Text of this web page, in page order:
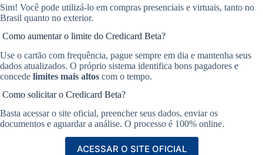
Sim! Você pode utilizá-lo em compras presenciais e virtuais, tanto no
Brasil quanto no exterior.
Como aumentar o limite do Credicard Beta?
Use o cartão com frequência, pague sempre em dia e mantenha seus
dados atualizados. O próprio sistema identifica bons pagadores e
concede limites mais altos com o tempo.
Como solicitar o Credicard Beta?
Basta acessar o site oficial, preencher seus dados, enviar os
documentos e aguardar a análise. O processo é 100% online.
ACESSAR O SITE OFICIAL